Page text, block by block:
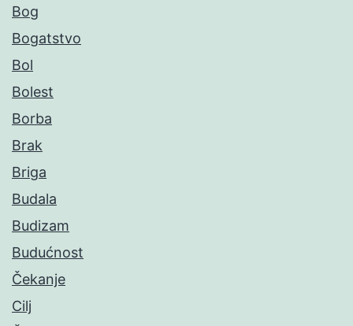
Bog
Bogatstvo
Bol
Bolest
Borba
Brak
Briga
Budala
Budizam
Budućnost
Čekanje
Cilj